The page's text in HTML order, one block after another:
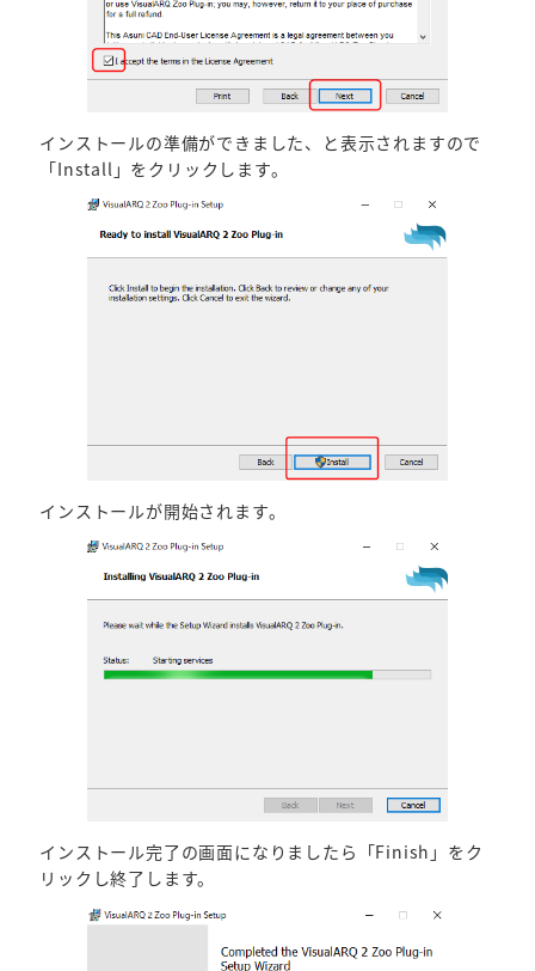
インストールの準備ができました、と表示されますので
「Install」をクリックします。
インストールが開始されます。
インストール完了の画面になりましたら「Finish」をク
リックし終了します。